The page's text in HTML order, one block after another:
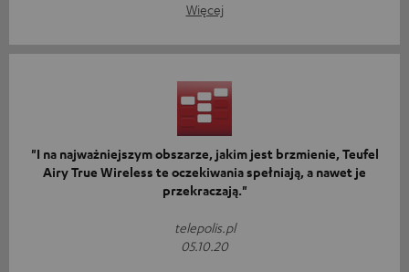
Więcej
"I na najważniejszym obszarze, jakim jest brzmienie, Teufel
Airy True Wireless te oczekiwania spełniają, a nawet je
przekraczają."
telepolis.pl
05.10.20